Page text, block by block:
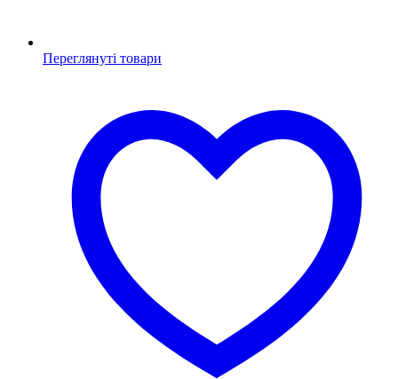
Переглянуті товари